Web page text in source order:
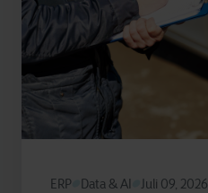
ERP Data & AI Juli 09, 2026